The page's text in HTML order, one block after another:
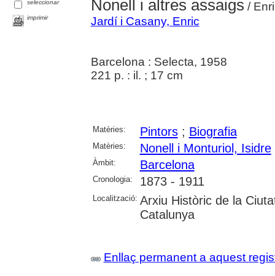
seleccionar
imprimir
Nonell i altres assaigs /
Jardí i Casany, Enric
Barcelona : Selecta, 1958
221 p. : il. ; 17 cm
Matèries: Pintors; Biografia
Matèries: Nonell i Monturiol, Isidre
Àmbit: Barcelona
Cronologia: 1873 - 1911
Localització: Arxiu Històric de la
Catalunya
Enllaç permanent a aquest